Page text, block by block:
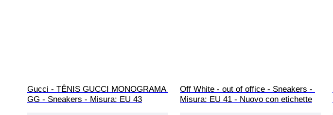
Gucci - TÊNIS GUCCI MONOGRAMA
GG - Sneakers - Misura: EU 43
Off White - out of office - Sneakers -
Misura: EU 41 - Nuovo con etichette